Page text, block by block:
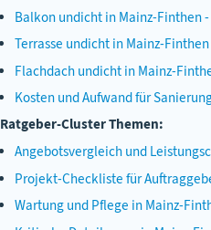
Balkon undicht in Mainz-Finthen
Terrasse undicht in Mainz-
Flachdach undicht in Mainz-
Kosten und Aufwand für
Ratgeber-Cluster Themen:
Angebotsvergleich und
Projekt-Checkliste für
Wartung und Pflege in Mainz-